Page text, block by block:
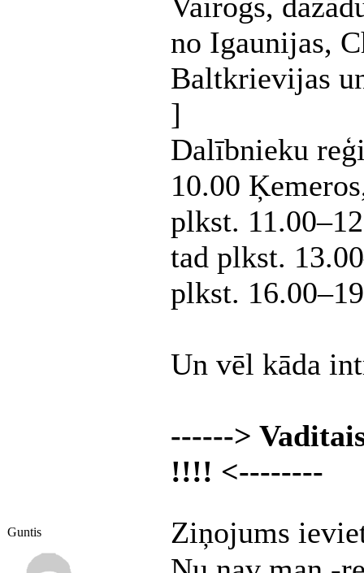
no Igaunijas,
Baltkrievijas
]
Dalībnieku
10.00
plkst.
tad plkst.
plkst.
Un vēl kāda
------>
!!!! <--------
Guntis
Ziņojums